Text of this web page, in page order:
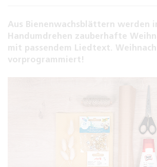
Aus Bienenwachsblättern werden
Handumdrehen zauberhafte
mit passendem Liedtext.
vorprogrammiert!